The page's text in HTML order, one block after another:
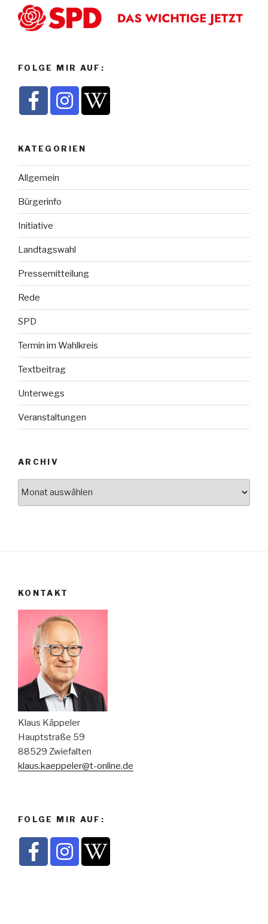
FOLGE MIR AUF:
KATEGORIEN
Allgemein
Bürgerinfo
Initiative
Landtagswahl
Pressemitteilung
Rede
SPD
Termin im Wahlkreis
Textbeitrag
Unterwegs
Veranstaltungen
ARCHIV
KONTAKT
Klaus Käppeler
Hauptstraße 59
88529 Zwiefalten
klaus.kaeppeler@t-online.de
FOLGE MIR AUF: